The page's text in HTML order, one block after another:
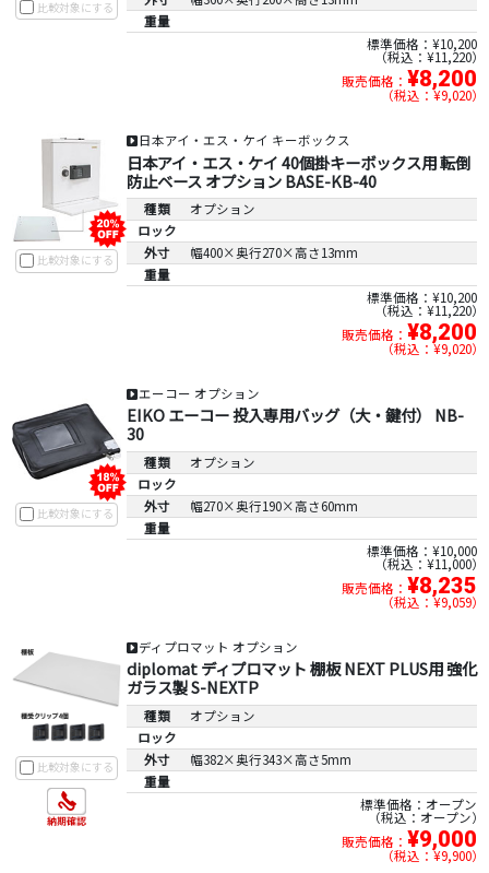
比較対象にする
重量
標準価格：¥10,200
税込：¥11,220
販売価格： ¥8,200
税込：¥9,020
比較対象にする
日本アイ・エス・ケイ キーボックス
日本アイ・エス・ケイ 40個掛キーボックス用 転倒
防止ベース オプション BASE-KB-40
種類
オプション
ロック
外寸
幅400×奥行270×高さ13mm
重量
標準価格：¥10,200
税込：¥11,220
販売価格： ¥8,200
税込：¥9,020
比較対象にする
エーコー オプション
EIKO エーコー 投入専用バッグ（大・鍵付） NB-
30
種類
オプション
ロック
外寸
幅270×奥行190×高さ60mm
重量
標準価格：¥10,000
税込：¥11,000
販売価格： ¥8,235
税込：¥9,059
比較対象にする
ディプロマット オプション
diplomat ディプロマット 棚板 NEXT PLUS用 強化
ガラス製 S-NEXTP
種類
オプション
ロック
外寸
幅382×奥行343×高さ5mm
重量
標準価格：オープン
税込：オープン
販売価格： ¥9,000
税込：¥9,900